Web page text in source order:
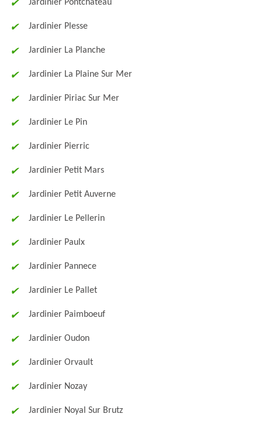
Jardinier Pontchateau
Jardinier Plesse
Jardinier La Planche
Jardinier La Plaine Sur Mer
Jardinier Piriac Sur Mer
Jardinier Le Pin
Jardinier Pierric
Jardinier Petit Mars
Jardinier Petit Auverne
Jardinier Le Pellerin
Jardinier Paulx
Jardinier Pannece
Jardinier Le Pallet
Jardinier Paimboeuf
Jardinier Oudon
Jardinier Orvault
Jardinier Nozay
Jardinier Noyal Sur Brutz